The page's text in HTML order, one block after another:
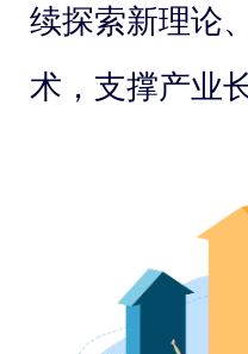
续探索新理论
术，支撑产业